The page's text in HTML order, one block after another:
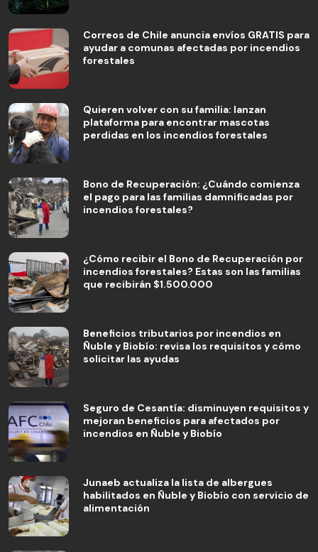
Correos de Chile anuncia envíos GRATIS para
ayudar a comunas afectadas por incendios
forestales
Quieren volver con su familia: lanzan
plataforma para encontrar mascotas
perdidas en los incendios forestales
Bono de Recuperación: ¿Cuándo comienza
el pago para las familias damnificadas por
incendios forestales?
¿Cómo recibir el Bono de Recuperación por
incendios forestales? Estas son las familias
que recibirán $1.500.000
Beneficios tributarios por incendios en
Ñuble y Biobío: revisa los requisitos y cómo
solicitar las ayudas
Seguro de Cesantía: disminuyen requisitos y
mejoran beneficios para afectados por
incendios en Ñuble y Biobío
Junaeb actualiza la lista de albergues
habilitados en Ñuble y Biobío con servicio de
alimentación